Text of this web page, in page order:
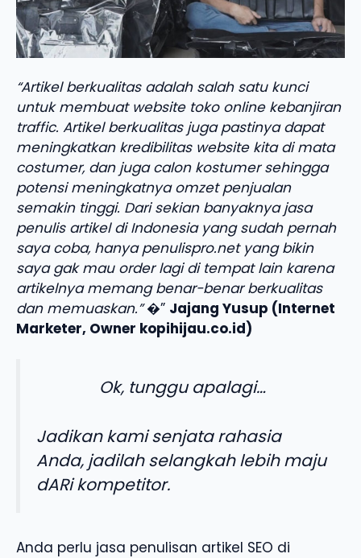
“Artikel berkualitas adalah salah satu kunci
untuk membuat website toko online kebanjiran
traffic. Artikel berkualitas juga pastinya dapat
meningkatkan kredibilitas website kita di mata
costumer, dan juga calon kostumer sehingga
potensi meningkatnya omzet penjualan
semakin tinggi. Dari sekian banyaknya jasa
penulis artikel di Indonesia yang sudah pernah
saya coba, hanya penulispro.net yang bikin
saya gak mau order lagi di tempat lain karena
artikelnya memang benar-benar berkualitas
dan memuaskan.”�” Jajang Yusup (Internet
Marketer, Owner kopihijau.co.id)
Ok, tunggu apalagi…
Jadikan kami senjata rahasia
Anda, jadilah selangkah lebih maju
dARi kompetitor.
Anda perlu jasa penulisan artikel SEO di